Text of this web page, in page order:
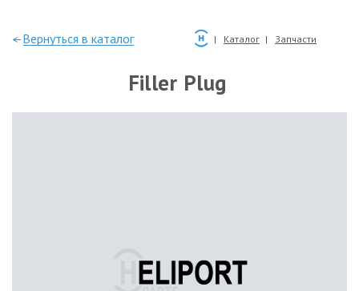
—Вернуться в каталог Каталог Запчасти
Filler Plug